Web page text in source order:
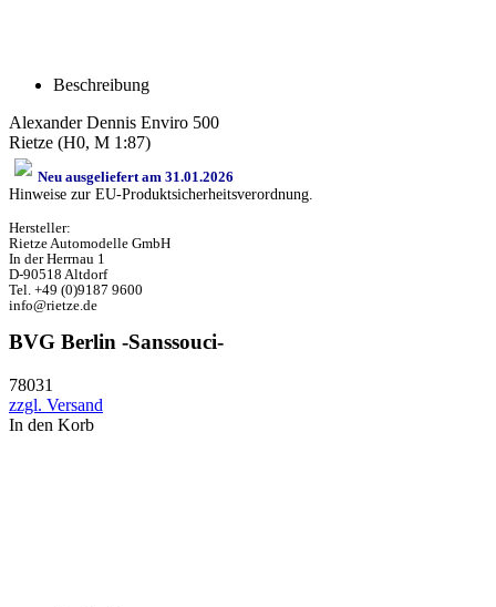
Beschreibung
Alexander Dennis Enviro 500
Rietze (H0, M 1:87)
Neu ausgeliefert am 31.01.2026
Hinweise zur EU-Produktsicherheitsverordnung.
Hersteller:
Rietze Automodelle GmbH
In der Herrnau 1
D-90518 Altdorf
Tel. +49 (0)9187 9600
info@rietze.de
BVG Berlin -Sanssouci-
78031
zzgl. Versand
In den Korb